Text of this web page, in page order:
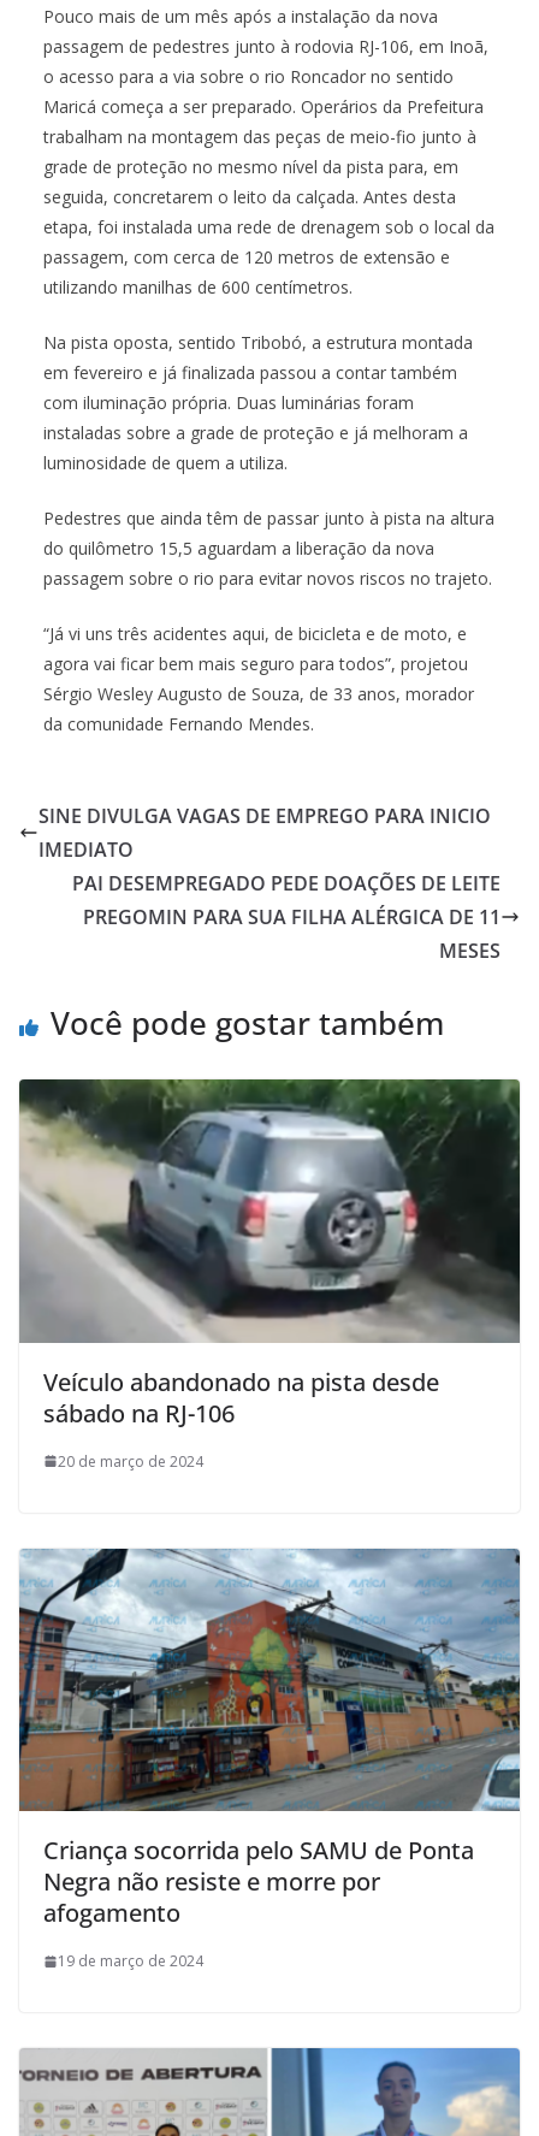
Pouco mais de um mês após a instalação da nova
passagem de pedestres junto à rodovia RJ-106, em Inoã,
o acesso para a via sobre o rio Roncador no sentido
Maricá começa a ser preparado. Operários da Prefeitura
trabalham na montagem das peças de meio-fio junto à
grade de proteção no mesmo nível da pista para, em
seguida, concretarem o leito da calçada. Antes desta
etapa, foi instalada uma rede de drenagem sob o local da
passagem, com cerca de 120 metros de extensão e
utilizando manilhas de 600 centímetros.
Na pista oposta, sentido Tribobó, a estrutura montada
em fevereiro e já finalizada passou a contar também
com iluminação própria. Duas luminárias foram
instaladas sobre a grade de proteção e já melhoram a
luminosidade de quem a utiliza.
Pedestres que ainda têm de passar junto à pista na altura
do quilômetro 15,5 aguardam a liberação da nova
passagem sobre o rio para evitar novos riscos no trajeto.
“Já vi uns três acidentes aqui, de bicicleta e de moto, e
agora vai ficar bem mais seguro para todos”, projetou
Sérgio Wesley Augusto de Souza, de 33 anos, morador
da comunidade Fernando Mendes.
SINE DIVULGA VAGAS DE EMPREGO PARA INICIO
IMEDIATO
PAI DESEMPREGADO PEDE DOAÇÕES DE LEITE
PREGOMIN PARA SUA FILHA ALÉRGICA DE 11
MESES
Você pode gostar também
Veículo abandonado na pista desde
sábado na RJ-106
20 de março de 2024
Criança socorrida pelo SAMU de Ponta
Negra não resiste e morre por
afogamento
19 de março de 2024